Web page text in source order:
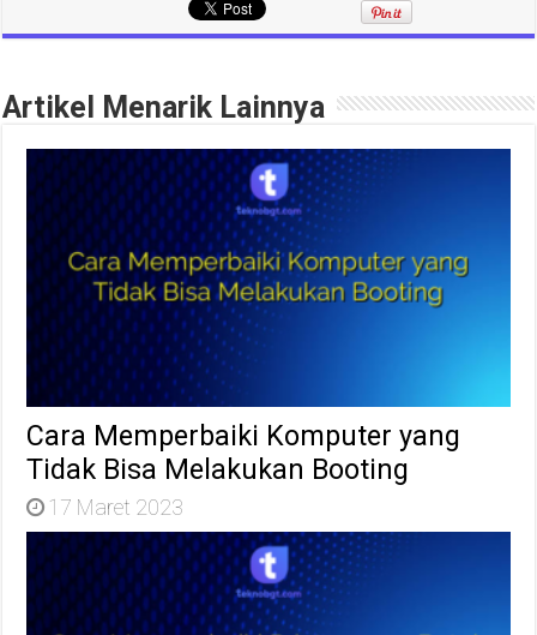
Artikel Menarik Lainnya
Cara Memperbaiki Komputer yang
Tidak Bisa Melakukan Booting
17 Maret 2023